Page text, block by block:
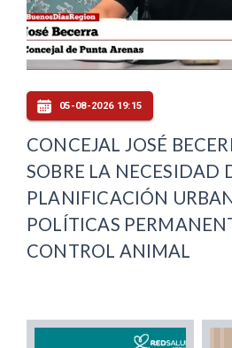
05-08-2026 19:15
CONCEJAL JOSÉ
SOBRE LA NECESIDAD
PLANIFICACIÓN
POLÍTICAS
CONTROL ANIMAL